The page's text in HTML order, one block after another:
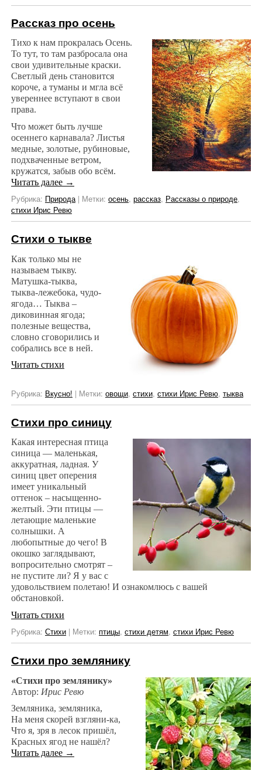
Рассказ про осень
Тихо к нам прокралась Осень.
То тут, то там разбросала она
свои удивительные краски.
Светлый день становится
короче, а туманы и мгла всё
увереннее вступают в свои
права.
Что может быть лучше
осеннего карнавала? Листья
медные, золотые, рубиновые,
подхваченные ветром,
кружатся, забыв обо всём.
Читать далее →
Рубрика: Природа | Метки: осень, рассказ, Рассказы о природе,
стихи Ирис Ревю
Стихи о тыкве
Как только мы не
называем тыкву.
Матушка-тыква,
тыква-лежебока, чудо-
ягода… Тыква –
диковинная ягода;
полезные вещества,
словно сговорились и
собрались все в ней.
Читать стихи
Рубрика: Вкусно! | Метки: овощи, стихи, стихи Ирис Ревю, тыква
Стихи про синицу
Какая интересная птица
синица — маленькая,
аккуратная, ладная. У
синиц цвет оперения
имеет уникальный
оттенок – насыщенно-
желтый. Эти птицы —
летающие маленькие
солнышки. А
любопытные до чего! В
окошко заглядывают,
вопросительно смотрят –
не пустите ли? Я у вас с
удовольствием полетаю! И ознакомлюсь с вашей
обстановкой.
Читать стихи
Рубрика: Стихи | Метки: птицы, стихи детям, стихи Ирис Ревю
Стихи про землянику
«Стихи про землянику»
Автор: Ирис Ревю
Земляника, земляника,
На меня скорей взгляни-ка,
Что я, зря в лесок пришёл,
Красных ягод не нашёл?
Читать далее →